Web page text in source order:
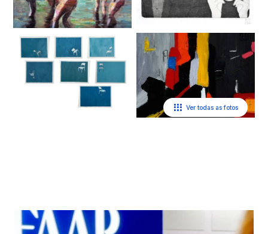
Ver todas as fotos